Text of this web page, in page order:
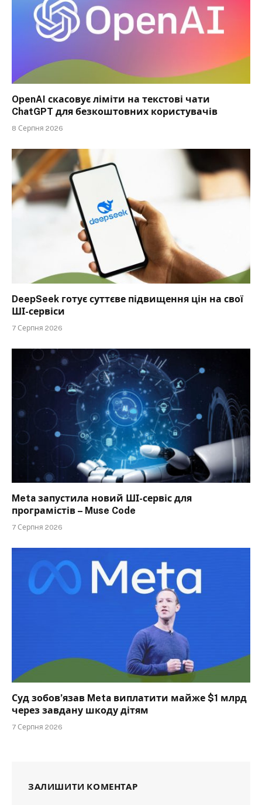
OpenAI скасовує ліміти на текстові чати
ChatGPT для безкоштовних користувачів
8 Серпня 2026
DeepSeek готує суттєве підвищення цін на свої
ШІ-сервіси
7 Серпня 2026
Meta запустила новий ШІ-сервіс для
програмістів – Muse Code
7 Серпня 2026
Суд зобов’язав Meta виплатити майже $1 млрд
через завдану шкоду дітям
7 Серпня 2026
ЗАЛИШИТИ КОМЕНТАР